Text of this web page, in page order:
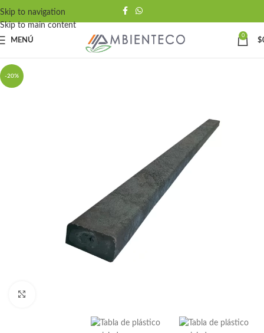
Skip to navigation
Skip to main content
MENÚ
0
$
-20%